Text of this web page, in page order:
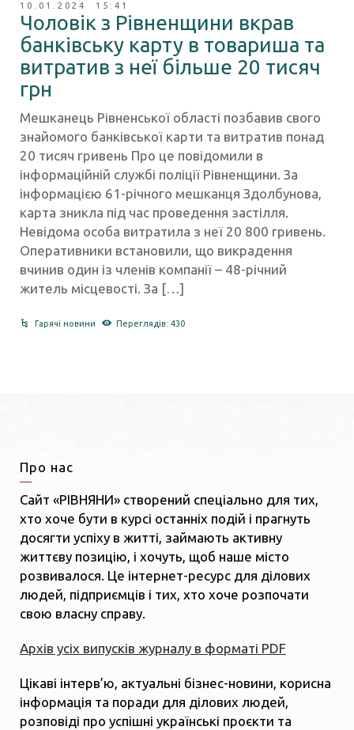
10.01.2024 15:41
Чоловік з Рівненщини вкрав
банківську карту в товариша та
витратив з неї більше 20 тисяч
грн
Мешканець Рівненської області позбавив свого
знайомого банківської карти та витратив понад
20 тисяч гривень Про це повідомили в
інформаційній службі поліції Рівненщини. За
інформацією 61-річного мешканця Здолбунова,
карта зникла під час проведення застілля.
Невідома особа витратила з неї 20 800 гривень.
Оперативники встановили, що викрадення
вчинив один із членів компанії – 48-річний
житель місцевості. За […]
Гарячі новини Переглядів: 430
Про нас
Сайт «РІВНЯНИ» створений спеціально для тих,
хто хоче бути в курсі останніх подій і прагнуть
досягти успіху в житті, займають активну
життєву позицію, і хочуть, щоб наше місто
розвивалося. Це інтернет-ресурс для ділових
людей, підприємців і тих, хто хоче розпочати
свою власну справу.
Архів усіх випусків журналу в форматі PDF
Цікаві інтерв’ю, актуальні бізнес-новини, корисна
інформація та поради для ділових людей,
розповіді про успішні українські проєкти та